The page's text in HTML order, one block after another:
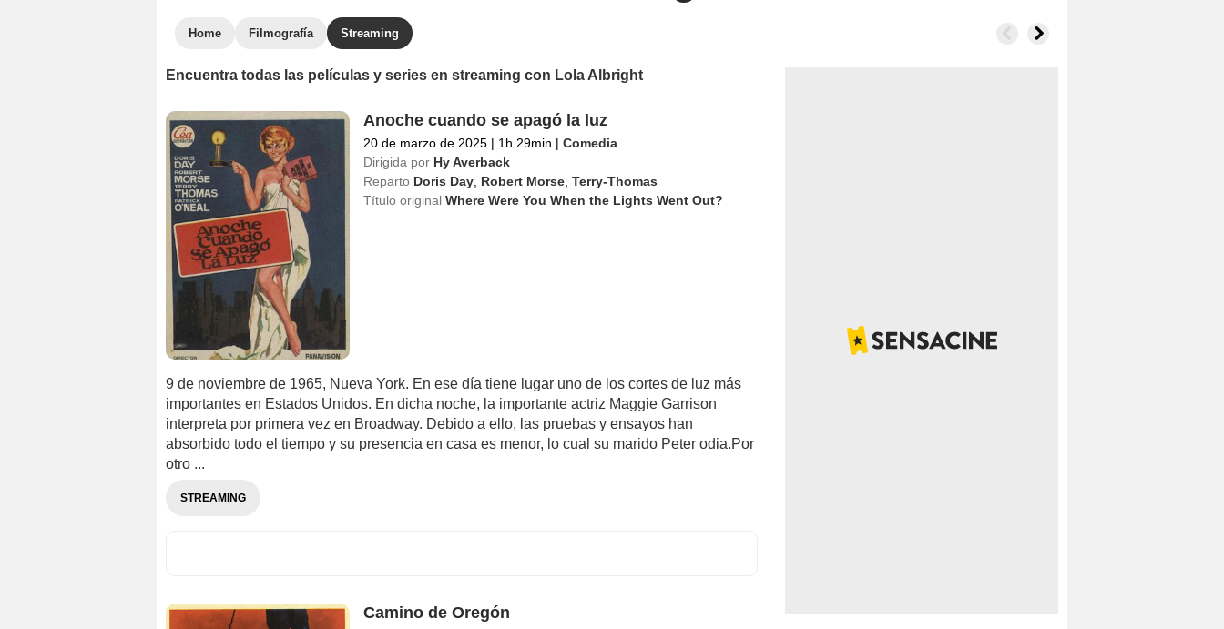
Home Filmografía Streaming
Encuentra todas las películas y series en streaming con Lola Albright
Anoche cuando se apagó la luz
20 de marzo de 2025 | 1h 29min | Comedia
Dirigida por Hy Averback
Reparto Doris Day, Robert Morse, Terry-Thomas
Título original Where Were You When the Lights Went Out?
9 de noviembre de 1965, Nueva York. En ese día tiene lugar uno de los cortes de luz más
importantes en Estados Unidos. En dicha noche, la importante actriz Maggie Garrison
interpreta por primera vez en Broadway. Debido a ello, las pruebas y ensayos han
absorbido todo el tiempo y su presencia en casa es menor, lo cual su marido Peter odia.Por
otro ...
STREAMING
Camino de Oregón